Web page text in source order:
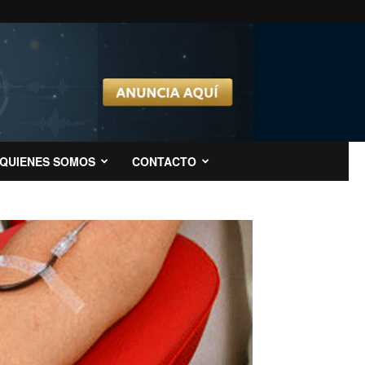
QUIENES SOMOS CONTACTO